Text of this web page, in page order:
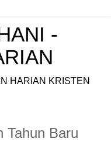
-
HARIAN KRISTEN
Tahun Baru